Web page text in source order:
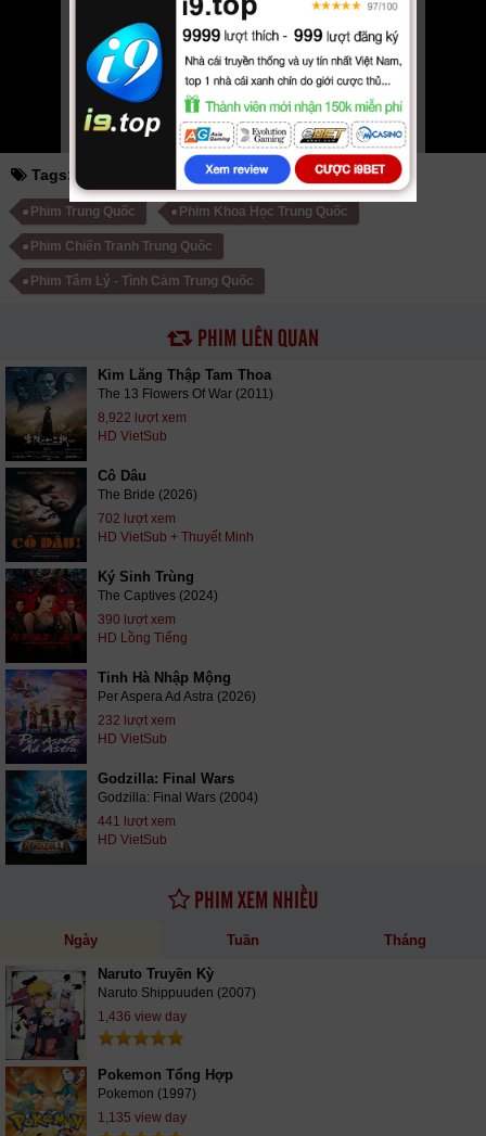
fshare drive và download phim Kim Lăng Thập Nhị Thoa vtv HTV SCTV
GOTV FullHD mới nhất. Mời các bạn đón xem bộ phimKim Lăng Thập
VietSub
Tags: kim lăng thập nhị thoa the flowers of war
Phim Trung Quốc Phim Khoa Học Trung Quốc
Phim Chiến Tranh Trung Quốc
Phim Tâm Lý - Tình Cảm Trung Quốc
PHIM LIÊN QUAN
Kim Lăng Thập Tam Thoa
The 13 Flowers Of War (2011)
8,922 lượt xem
HD VietSub
Cô Dâu
The Bride (2026)
702 lượt xem
HD VietSub + Thuyết Minh
Ký Sinh Trùng
The Captives (2024)
390 lượt xem
HD Lồng Tiếng
Tinh Hà Nhập Mộng
Per Aspera Ad Astra (2026)
232 lượt xem
HD VietSub
Godzilla: Final Wars
Godzilla: Final Wars (2004)
441 lượt xem
HD VietSub
PHIM XEM NHIỀU
Ngày Tuần Tháng
Naruto Truyền Kỳ
Naruto Shippuuden (2007)
1,436 view day
Pokemon Tổng Hợp
Pokemon (1997)
1,135 view day